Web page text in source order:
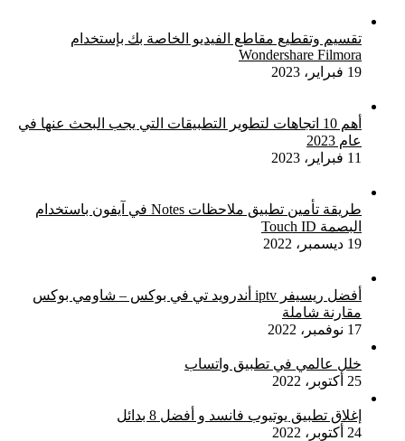
تقسيم وتقطيع مقاطع الفيديو الخاصة بك بإستخدام
Wondershare Filmora
19 فبراير، 2023
أهم 10 اتجاهات لتطوير التطبيقات التي يجب البحث عنها في
عام 2023
11 فبراير، 2023
طريقة تأمين تطبيق ملاحظات Notes في آيفون باستخدام
البصمة Touch ID
19 ديسمبر، 2022
أفضل ريسيفر iptv أندرويد تي في بوكس – شاومي بوكس
مقارنة شاملة
17 نوفمبر، 2022
خلل عالمي في تطبيق واتساب
25 أكتوبر، 2022
إغلاق تطبيق يوتيوب فانسد و أفضل 8 بدائل
24 أكتوبر، 2022